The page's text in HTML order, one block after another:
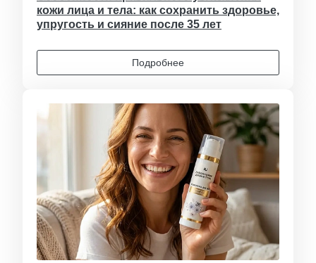
кожи лица и тела: как сохранить здоровье,
упругость и сияние после 35 лет
Подробнее